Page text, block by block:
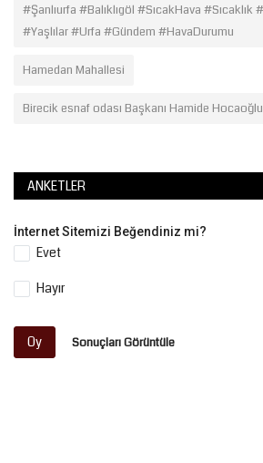
#Şanlıurfa #Balıklıgöl #SıcakHava #Sıcaklık
#Yaşlılar #Urfa #Gündem #HavaDurumu
Hamedan Mahallesi
Birecik esnaf odası Başkanı Hamide Hocaoğlu
ANKETLER
İnternet Sitemizi Beğendiniz mi?
Evet
Hayır
Oy Sonuçları Görüntüle